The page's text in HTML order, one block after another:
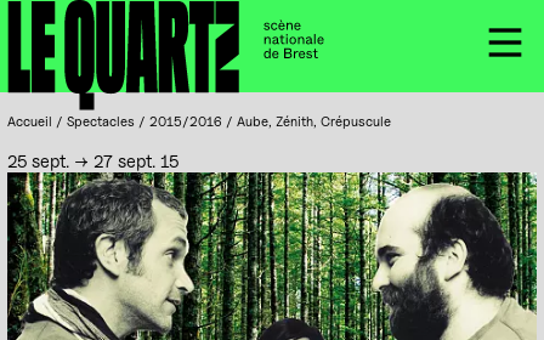
Panneau de gestion des cookies
Accueil
Menu
Accueil / Spectacles / 2015/2016 / Aube, Zénith, Crépuscule
25 sept. → 27 sept. 15